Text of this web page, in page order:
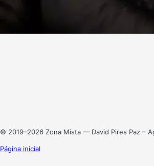
© 2019–2026 Zona Mista — David Pires Paz –
Página inicial